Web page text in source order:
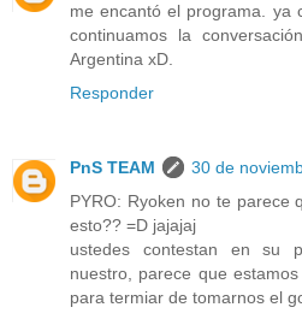
me encantó el programa. ya
continuamos la
Argentina xD.
Responder
PnS TEAM
30 de
PYRO: Ryoken no te parece
esto?? =D jajajaj
ustedes contestan en su
nuestro, parece que
para termiar de tomarnos el